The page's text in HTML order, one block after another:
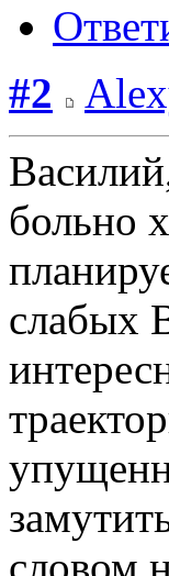
#2
больно
слабых
словом